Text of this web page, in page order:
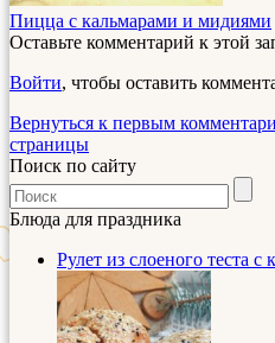
Пицца с кальмарами и мидиями
Оставьте комментарий к этой
Войти, чтобы оставить
Вернуться к первым
страницы
Поиск по сайту
Блюда для праздника
Рулет из слоеного теста